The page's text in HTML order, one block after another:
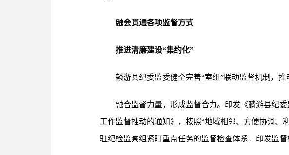
融会贯通各项监督方式
推进清廉建设“集约化”
麟游县纪委监委健全完善“室组”联动监督机制，
融合监督力量，形成监督合力。印发《麟游县纪
工作监督推动的通知》，按照“地域相邻、方便协调、
驻纪检监察组紧盯重点任务的监督检查体系，印发监